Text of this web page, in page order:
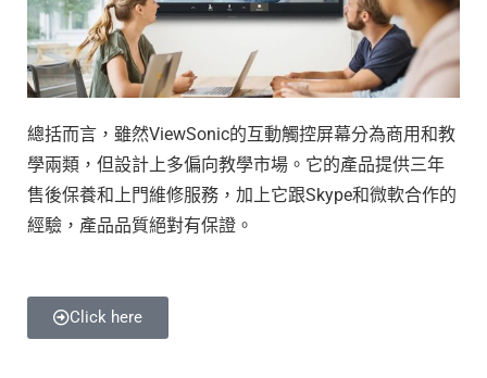
總括而言，雖然ViewSonic的互動觸控屏幕分為商用和教
學兩類，但設計上多偏向教學市場。它的產品提供三年
售後保養和上門維修服務，加上它跟Skype和微軟合作的
經驗，產品品質絕對有保證。
Click here